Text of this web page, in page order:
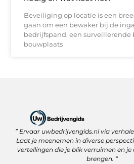
Beveiliging op locatie is een
gaan om een bewaker bij de
bedrijfspand, een surveillerende
bouwplaats
” Ervaar uwbedrijvengids.nl via
Laat je meenemen in diverse
vertellingen die je blik verruimen en je
brengen. “